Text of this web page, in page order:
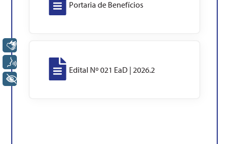
Portaria de Benefícios
Edital Nº 021 EaD | 2026.2
+ Acessibilidade